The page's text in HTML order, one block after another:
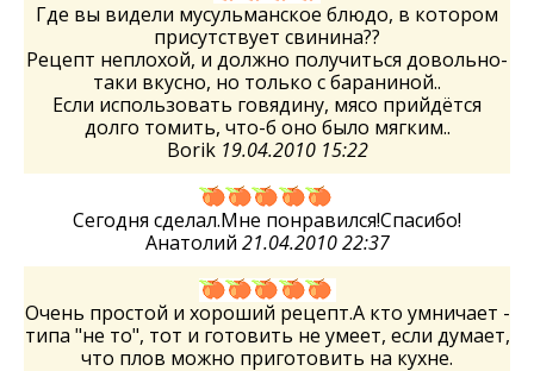
Где вы видели мусульманское блюдо, в котором
присутствует свинина??
Рецепт неплохой, и должно получиться довольно-
таки вкусно, но только с бараниной..
Если использовать говядину, мясо прийдётся
долго томить, что-б оно было мягким..
Borik 19.04.2010 15:22
Сегодня сделал.Мне понравился!Спасибо!
Анатолий 21.04.2010 22:37
Очень простой и хороший рецепт.А кто умничает -
типа "не то", тот и готовить не умеет, если думает,
что плов можно приготовить на кухне.